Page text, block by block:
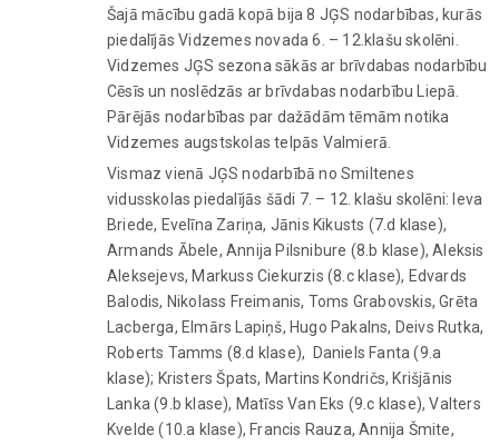
Šajā mācību gadā kopā bija 8 JĢS nodarbības, kurās
piedalījās Vidzemes novada 6. – 12.klašu skolēni.
Vidzemes JĢS sezona sākās ar brīvdabas nodarbību
Cēsīs un noslēdzās ar brīvdabas nodarbību Liepā.
Pārējās nodarbības par dažādām tēmām notika
Vidzemes augstskolas telpās Valmierā.
Vismaz vienā JĢS nodarbībā no Smiltenes
vidusskolas piedalījās šādi 7. – 12. klašu skolēni: Ieva
Briede, Evelīna Zariņa, Jānis Kikusts (7.d klase),
Armands Ābele, Annija Pilsnibure (8.b klase), Aleksis
Aleksejevs, Markuss Ciekurzis (8.c klase), Edvards
Balodis, Nikolass Freimanis, Toms Grabovskis, Grēta
Lacberga, Elmārs Lapiņš, Hugo Pakalns, Deivs Rutka,
Roberts Tamms (8.d klase), Daniels Fanta (9.a
klase); Kristers Špats, Martins Kondričs, Krišjānis
Lanka (9.b klase), Matīss Van Eks (9.c klase), Valters
Kvelde (10.a klase), Francis Rauza, Annija Šmite,